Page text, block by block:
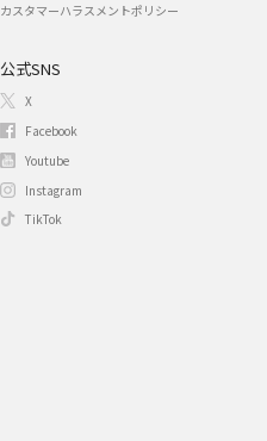
カスタマーハラスメントポリシー
公式SNS
X
Facebook
Youtube
Instagram
TikTok